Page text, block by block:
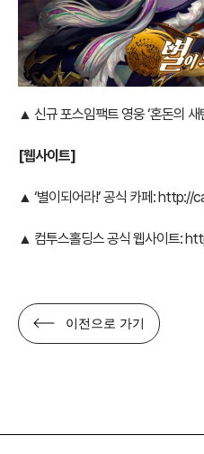
▲ 신규 포스임팩트 영웅 ‘혼돈의 새
[웹사이트]
▲ ‘별이되어라!’ 공식 카페: http://
▲ 컴투스홀딩스 공식 웹사이트:
이전으로 가기